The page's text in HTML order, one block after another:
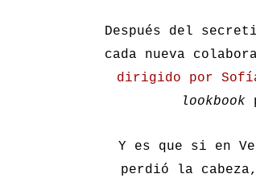
Después del
cada nueva
dirigido por
lookbook
Y es que si en
perdió la